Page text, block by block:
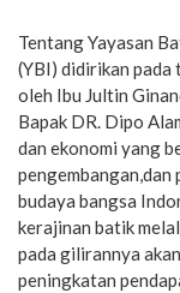
Tentang Yayasan
(YBI) didirikan
oleh Ibu Jultin
Bapak DR. Dipo
dan ekonomi yang
budaya bangsa
kerajinan batik
pada gilirannya
peningkatan